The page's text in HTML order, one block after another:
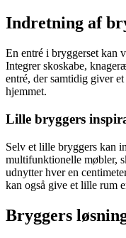
Indretning af
En entré i bryggerset kan
Integrer skoskabe,
entré, der samtidig giver
hjemmet.
Lille bryggers
Selv et lille bryggers kan
multifunktionelle møbler,
udnytter hver en
kan også give et lille rum
Bryggers